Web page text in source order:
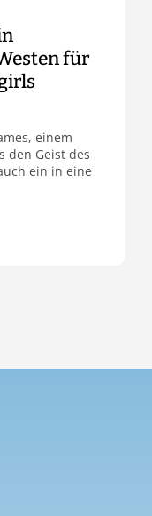
für
einem
den Geist des
ein in eine